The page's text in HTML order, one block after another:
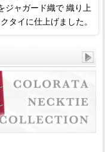
ジャガード織で 織り上
タイに仕上げました。